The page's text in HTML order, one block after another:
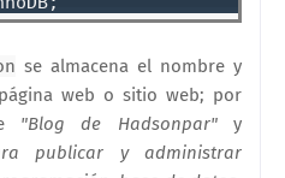
se almacena el nombre y
web o sitio web; por
"Blog de Hadsonpar"y
publicar y administrar